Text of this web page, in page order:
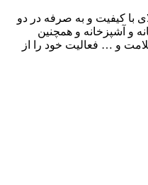
با تامین کالای با کیفیت و به صرفه در دو
و آشپزخانه و همچنین
و … فعالیت خود را از